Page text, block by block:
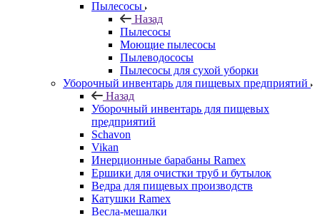
Пылесосы
Назад
Пылесосы
Моющие пылесосы
Пылеводососы
Пылесосы для сухой уборки
Уборочный инвентарь для пищевых предприятий
Назад
Уборочный инвентарь для пищевых
предприятий
Schavon
Vikan
Инерционные барабаны Ramex
Ершики для очистки труб и бутылок
Ведра для пищевых производств
Катушки Ramex
Весла-мешалки